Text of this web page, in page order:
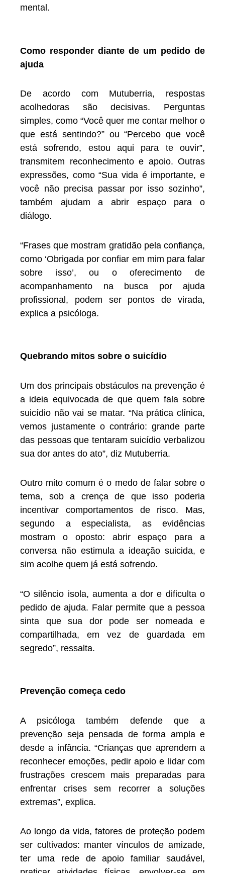
mental.
Como responder diante de um pedido de
ajuda
De acordo com Mutuberria, respostas
acolhedoras são decisivas. Perguntas
simples, como “Você quer me contar melhor o
que está sentindo?” ou “Percebo que você
está sofrendo, estou aqui para te ouvir”,
transmitem reconhecimento e apoio. Outras
expressões, como “Sua vida é importante, e
você não precisa passar por isso sozinho”,
também ajudam a abrir espaço para o
diálogo.
“Frases que mostram gratidão pela confiança,
como ‘Obrigada por confiar em mim para falar
sobre isso’, ou o oferecimento de
acompanhamento na busca por ajuda
profissional, podem ser pontos de virada,
explica a psicóloga.
Quebrando mitos sobre o suicídio
Um dos principais obstáculos na prevenção é
a ideia equivocada de que quem fala sobre
suicídio não vai se matar. “Na prática clínica,
vemos justamente o contrário: grande parte
das pessoas que tentaram suicídio verbalizou
sua dor antes do ato”, diz Mutuberria.
Outro mito comum é o medo de falar sobre o
tema, sob a crença de que isso poderia
incentivar comportamentos de risco. Mas,
segundo a especialista, as evidências
mostram o oposto: abrir espaço para a
conversa não estimula a ideação suicida, e
sim acolhe quem já está sofrendo.
“O silêncio isola, aumenta a dor e dificulta o
pedido de ajuda. Falar permite que a pessoa
sinta que sua dor pode ser nomeada e
compartilhada, em vez de guardada em
segredo”, ressalta.
Prevenção começa cedo
A psicóloga também defende que a
prevenção seja pensada de forma ampla e
desde a infância. “Crianças que aprendem a
reconhecer emoções, pedir apoio e lidar com
frustrações crescem mais preparadas para
enfrentar crises sem recorrer a soluções
extremas”, explica.
Ao longo da vida, fatores de proteção podem
ser cultivados: manter vínculos de amizade,
ter uma rede de apoio familiar saudável,